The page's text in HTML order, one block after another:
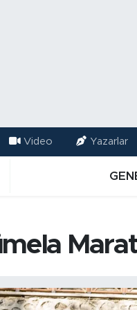
Video Yazarlar
Durumu ve Fikstür